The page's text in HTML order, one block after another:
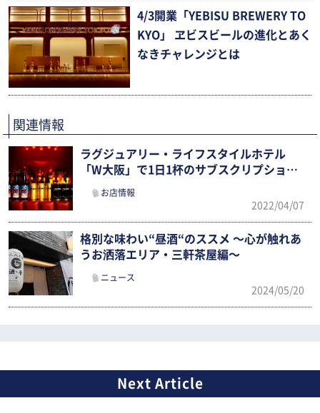
4/3開業「YEBISU BREWERY TO
KYO」 ヱビスビールの進化とあく
なきチャレンジとは
関連情報
ラグジュアリー・ライフスタイルホテル
「W大阪」で1日1杯のサブスクリプション
サービスがスタート
お店情報
2022/04/07
格別な味わい“昼酒“のススメ 〜心が触れあ
うお洒落エリア・三軒茶屋編〜
ニュース
2024/05/20